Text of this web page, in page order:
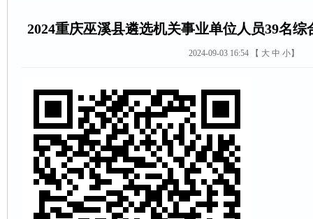
2024重庆巫溪县遴选机关事业单位人员39名
2024-09-03 16:54 【 大 中 小】